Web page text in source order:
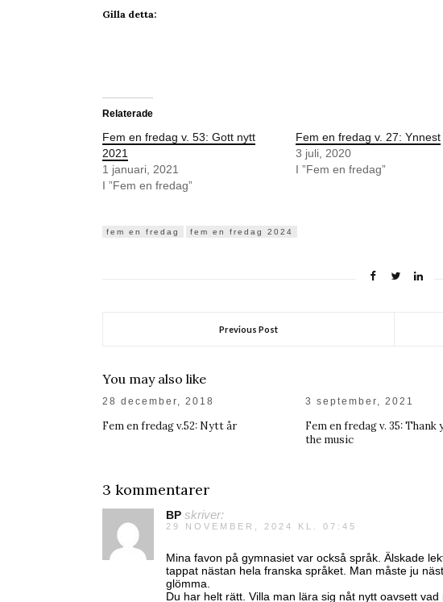
Gilla detta:
Relaterade
Fem en fredag v. 53: Gott nytt
2021
1 januari, 2021
I ”Fem en fredag”
Fem en fredag v. 27: Ynnest
3 juli, 2020
I ”Fem en fredag”
fem en fredag fem en fredag 2024
Previous Post
You may also like
28 december, 2018
Fem en fredag v.52: Nytt år
3 september, 2021
Fem en fredag v. 35: Thank
the music
3 kommentarer
BP skriver:
29 NOVEMBER, 2024 KL. 07:45
Mina favon på gymnasiet var också språk. Älskade
tappat nästan hela franska språket. Man måste ju
glömma.
Du har helt rätt. Villa man lära sig nåt nytt oavsett